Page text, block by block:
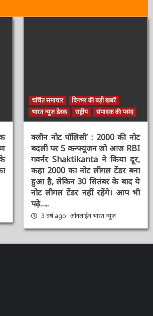
चर्चित समाचार
दिनभर की बड़ी खबरें
भारत न्यूज़ डेस्क
राष्ट्रीय संपादक की पसंद
क्लीन नोट पॉलिसी’ : 2000 की नोट
बदली पर 5 कन्फ्यूजन जो आज RBI
गवर्नर Shaktikanta ने किया दूर,
कहा 2000 का नोट लीगल टेंडर बना
हुआ है, लेकिन 30 सितंबर के बाद ये
नोट लीगल टेंडर नहीं रहेंगे। आप भी
पढ़े…..
3 वर्ष ago ऑनलाईन भारत न्यूज़